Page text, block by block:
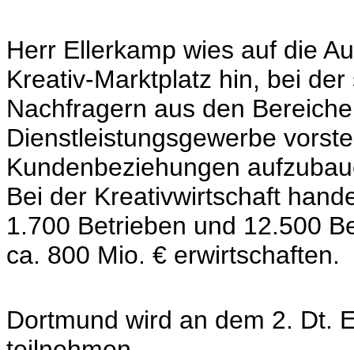
Herr Ellerkamp wies auf die
Kreativ-Marktplatz hin, bei
Nachfragern aus den
Dienstleistungsgewerbe
Kundenbeziehungen
Bei der Kreativwirtschaft
1.700 Betrieben und 12.500
ca. 800 Mio. € erwirtschaften.
Dortmund wird an dem 2. Dt.